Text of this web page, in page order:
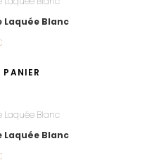
Laquée Blanc
Laquée Blanc